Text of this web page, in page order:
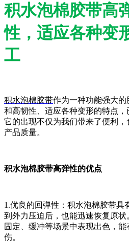
积水泡棉胶带高
性，适应各种变
工
积水泡棉胶带作为一种功能强大
和高韧性、适应各种变形的特点，
它的出现不仅为我们带来了便利
产品质量。
积水泡棉胶带高弹性的优点
1.优良的回弹性：积水泡棉胶带具
到外力压迫后，也能迅速恢复原状
固定、缓冲等场景中表现出色，
伤。